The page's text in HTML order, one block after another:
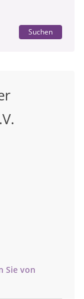
Suchen
Sie von